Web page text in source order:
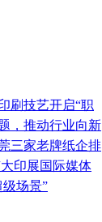
刷技艺开启“职
，推动行业向新
三家老牌纸企排
印展国际媒体
场景”